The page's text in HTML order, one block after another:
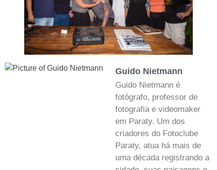
Guido Nietmann
Guido Nietmann é
fotógrafo, professor de
fotografia e videomaker
em Paraty. Um dos
criadores do Fotoclube
Paraty, atua há mais de
uma década registrando a